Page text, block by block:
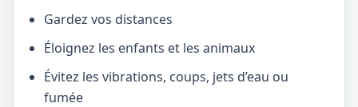
Gardez vos distances
Éloignez les enfants et les animaux
Évitez les vibrations, coups, jets d’eau ou
fumée